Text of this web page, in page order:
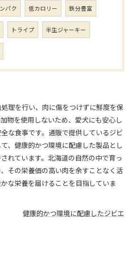
パク 低カロリー 鉄分豊富
トライプ 半生ジャーキー
理を行い、肉に傷をつけずに鮮度を保
物を使用しないため、愛犬にも安心し
な食事です。通販で提供しているジビ
、健康的かつ環境に配慮した製品とし
れています。北海道の自然の中で育っ
その栄養価の高い肉を余すことなく活
な栄養を届けることを目指していま
健康的かつ環境に配慮したジビエ